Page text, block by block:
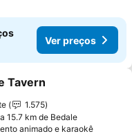
Ver preços
aos favoritos
Tavern
1.575
15.7 km de Bedale
animado e karaokêVer